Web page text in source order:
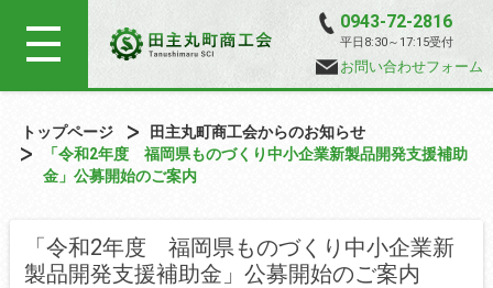
0943-72-2816
平日8:30～17:15受付
お問い合わせフォーム
トップページ
田主丸町商工会からのお知らせ
「令和2年度 福岡県ものづくり中小企業新製品開発支援補助
金」公募開始のご案内
「令和2年度 福岡県ものづくり中小企業新
製品開発支援補助金」公募開始のご案内